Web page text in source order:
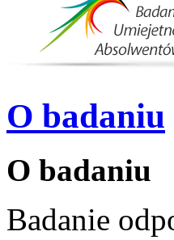
O badaniu
O badaniu
Badanie